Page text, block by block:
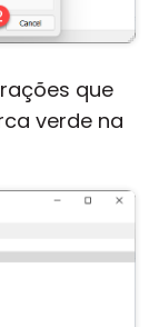
que
verde na